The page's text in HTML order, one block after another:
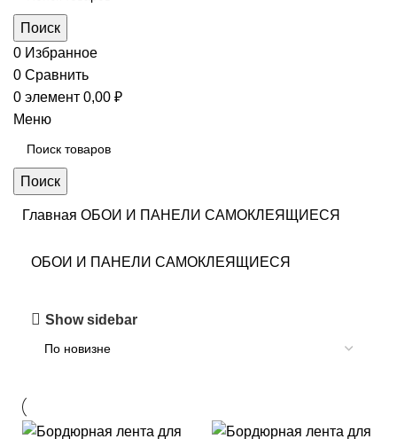
Поиск
0 Избранное
0 Сравнить
0 элемент 0,00 ₽
Меню
Поиск
Главная ОБОИ И ПАНЕЛИ САМОКЛЕЯЩИЕСЯ
ОБОИ И ПАНЕЛИ САМОКЛЕЯЩИЕСЯ
Show sidebar